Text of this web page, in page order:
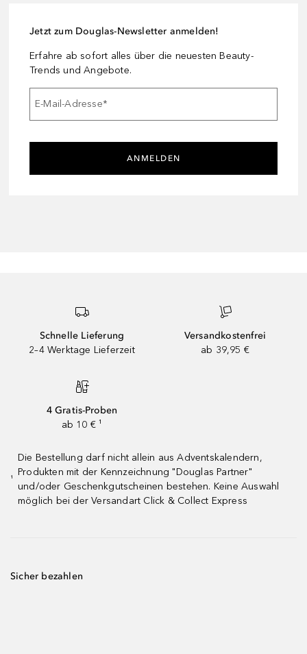
Jetzt zum Douglas-Newsletter anmelden!
Erfahre ab sofort alles über die neuesten Beauty-
Trends und Angebote.
E-Mail-Adresse*
ANMELDEN
Schnelle Lieferung
2–4 Werktage Lieferzeit
Versandkostenfrei
ab 39,95 €
4 Gratis-Proben
ab 10 € ¹
¹
Die Bestellung darf nicht allein aus Adventskalendern,
Produkten mit der Kennzeichnung "Douglas Partner"
und/oder Geschenkgutscheinen bestehen. Keine Auswahl
möglich bei der Versandart Click & Collect Express
Sicher bezahlen